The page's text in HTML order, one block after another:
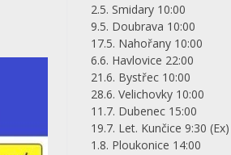
2.5. Smidary 10:00
9.5. Doubrava 10:00
17.5. Nahořany 10:00
6.6. Havlovice 22:00
21.6. Bystřec 10:00
28.6. Velichovky 10:00
11.7. Dubenec 15:00
19.7. Let. Kunčice 9:30 (Ex)
1.8. Ploukonice 14:00